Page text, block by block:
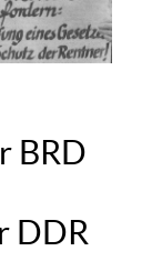
BRD
DDR